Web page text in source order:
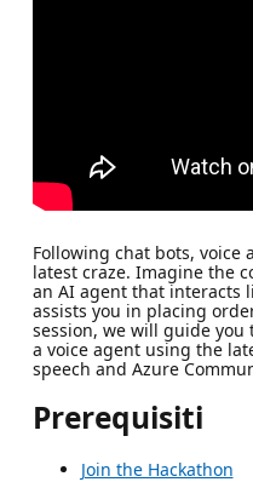
Following chat bots, voice
latest craze. Imagine the
an AI agent that interacts
assists you in placing
session, we will guide
a voice agent using the
speech and Azure
Prerequisiti
Join the Hackathon